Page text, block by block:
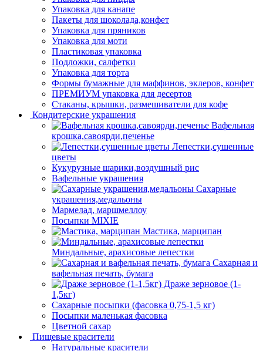
Упаковка для канапе
Пакеты для шоколада,конфет
Упаковка для пряников
Упаковка для моти
Пластиковая упаковка
Подложки, салфетки
Упаковка для торта
Формы бумажные для маффинов, эклеров, конфет
ПРЕМИУМ упаковка для десертов
Стаканы, крышки, размешиватели для кофе
Кондитерские украшения
Вафельная
крошка,савоярди,печенье
Лепестки,сушенные
цветы
Кукурузные шарики,воздушный рис
Вафельные украшения
Сахарные
украшения,медальоны
Мармелад, маршмеллоу
Посыпки MIXIE
Мастика, марципан
Миндальные, арахисовые лепестки
Сахарная и
вафельная печать, бумага
Драже зерновое (1-
1,5кг)
Сахарные посыпки (фасовка 0,75-1,5 кг)
Посыпки маленькая фасовка
Цветной сахар
Пищевые красители
Натуральные красители